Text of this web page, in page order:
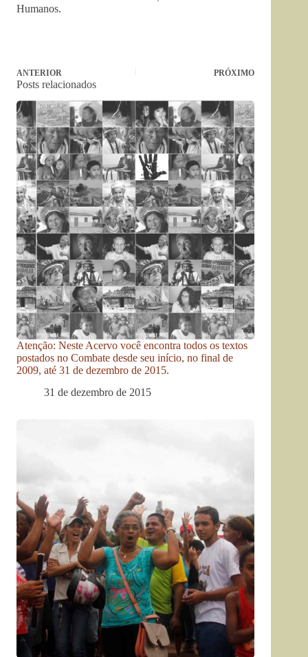
Humanos.
ANTERIOR PRÓXIMO
Posts relacionados
Atenção: Neste Acervo você encontra todos os textos
postados no Combate desde seu início, no final de
2009, até 31 de dezembro de 2015.
31 de dezembro de 2015